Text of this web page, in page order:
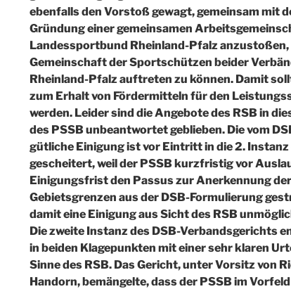
ebenfalls den Vorstoß gewagt, gemeinsam mit
Gründung einer gemeinsamen
Landessportbund Rheinland-Pfalz anzustoßen,
Gemeinschaft der Sportschützen beider
Rheinland-Pfalz auftreten zu können. Damit
zum Erhalt von Fördermitteln für den
werden. Leider sind die Angebote des RSB in
des PSSB unbeantwortet geblieben. Die vom
gütliche Einigung ist vor Eintritt in die 2.
gescheitert, weil der PSSB kurzfristig vor
Einigungsfrist den Passus zur Anerkennung
Gebietsgrenzen aus der DSB-Formulierung
damit eine Einigung aus Sicht des RSB
Die zweite Instanz des DSB-Verbandsgerichts
in beiden Klagepunkten mit einer sehr klaren
Sinne des RSB. Das Gericht, unter Vorsitz von
Handorn, bemängelte, dass der PSSB im